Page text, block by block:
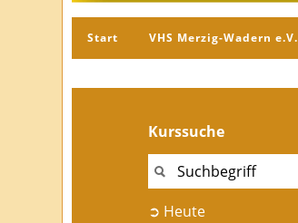
Start VHS Merzig-Wadern e.V.
Kurssuche
➲ Heute